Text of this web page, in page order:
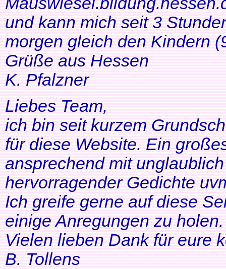
und kann mich seit 3
morgen gleich den Kindern
Grüße aus Hessen
K. Pfalzner
Liebes Team,
ich bin seit kurzem
für diese Website. Ein
ansprechend mit
hervorragender Gedichte
Ich greife gerne auf diese
einige Anregungen zu
Vielen lieben Dank für eure
B. Tollens